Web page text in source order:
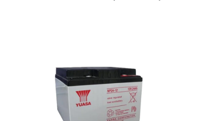
STANIČNÍ BATERIE
BATERIOVÉ BOXY